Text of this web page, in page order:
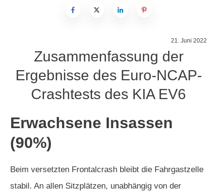
21. Juni 2022
Zusammenfassung der
Ergebnisse des Euro-NCAP-
Crashtests des KIA EV6
Erwachsene Insassen
(90%)
Beim versetzten Frontalcrash bleibt die Fahrgastzelle
stabil. An allen Sitzplätzen, unabhängig von der